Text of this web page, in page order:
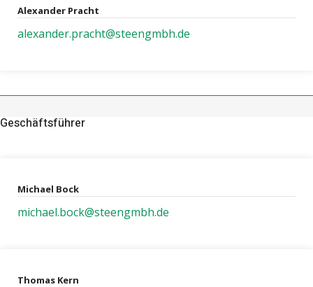
Alexander Pracht
alexander.pracht@steengmbh.de
Geschäftsführer
Michael Bock
michael.bock@steengmbh.de
Thomas Kern